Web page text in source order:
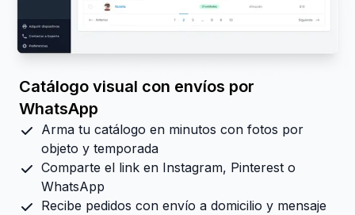
Catálogo visual con envíos por
WhatsApp
Arma tu catálogo en minutos con fotos por
objeto y temporada
Comparte el link en Instagram, Pinterest o
WhatsApp
Recibe pedidos con envío a domicilio y mensaje